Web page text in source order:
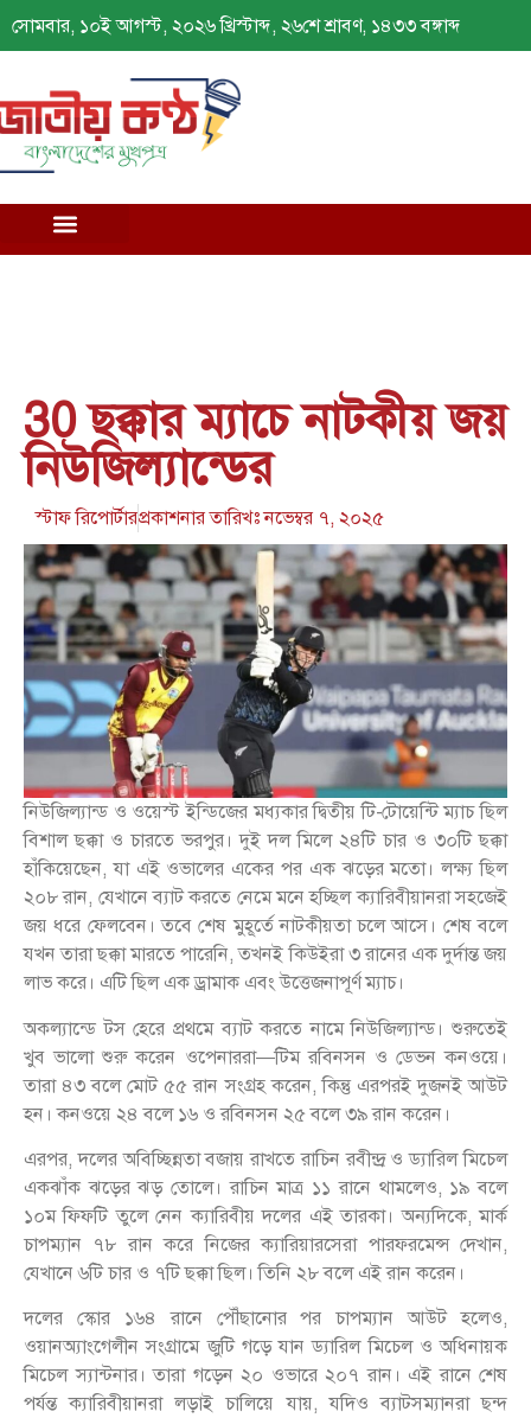
সোমবার, ১০ই আগস্ট, ২০২৬ খ্রিস্টাব্দ, ২৬শে শ্রাবণ, ১৪৩৩ বঙ্গাব্দ
30 ছক্কার ম্যাচে নাটকীয় জয়
নিউজিল্যান্ডের
স্টাফ রিপোর্টারপ্রকাশনার তারিখঃনভেম্বর ৭, ২০২৫
নিউজিল্যান্ড ও ওয়েস্ট ইন্ডিজের মধ্যকার দ্বিতীয় টি-টোয়েন্টি ম্যাচ ছিল
বিশাল ছক্কা ও চারতে ভরপুর। দুই দল মিলে ২৪টি চার ও ৩০টি ছক্কা
হাঁকিয়েছেন, যা এই ওভালের একের পর এক ঝড়ের মতো। লক্ষ্য ছিল
২০৮ রান, যেখানে ব্যাট করতে নেমে মনে হচ্ছিল ক্যারিবীয়ানরা সহজেই
জয় ধরে ফেলবেন। তবে শেষ মুহূর্তে নাটকীয়তা চলে আসে। শেষ বলে
যখন তারা ছক্কা মারতে পারেনি, তখনই কিউইরা ৩ রানের এক দুর্দান্ত জয়
লাভ করে। এটি ছিল এক ড্রামাক এবং উত্তেজনাপূর্ণ ম্যাচ।
অকল্যান্ডে টস হেরে প্রথমে ব্যাট করতে নামে নিউজিল্যান্ড। শুরুতেই
খুব ভালো শুরু করেন ওপেনাররা—টিম রবিনসন ও ডেভন কনওয়ে।
তারা ৪৩ বলে মোট ৫৫ রান সংগ্রহ করেন, কিন্তু এরপরই দুজনই আউট
হন। কনওয়ে ২৪ বলে ১৬ ও রবিনসন ২৫ বলে ৩৯ রান করেন।
এরপর, দলের অবিচ্ছিন্নতা বজায় রাখতে রাচিন রবীন্দ্র্র ও ড্যারিল মিচেল
একঝাঁক ঝড়ের ঝড় তোলে। রাচিন মাত্র ১১ রানে থামলেও, ১৯ বলে
১০ম ফিফটি তুলে নেন ক্যারিবীয় দলের এই তারকা। অন্যদিকে, মার্ক
চাপম্যান ৭৮ রান করে নিজের ক্যারিয়ারসেরা পারফরমেন্স দেখান,
যেখানে ৬টি চার ও ৭টি ছক্কা ছিল। তিনি ২৮ বলে এই রান করেন।
দলের স্কোর ১৬৪ রানে পৌঁছানোর পর চাপম্যান আউট হলেও,
ওয়ানঅ্যাংগেলীন সংগ্রামে জুটি গড়ে যান ড্যারিল মিচেল ও অধিনায়ক
মিচেল স্যান্টনার। তারা গড়েন ২০ ওভারে ২০৭ রান। এই রানে শেষ
পর্যন্ত ক্যারিবীয়ানরা লড়াই চালিয়ে যায়, যদিও ব্যাটসম্যানরা ছন্দ